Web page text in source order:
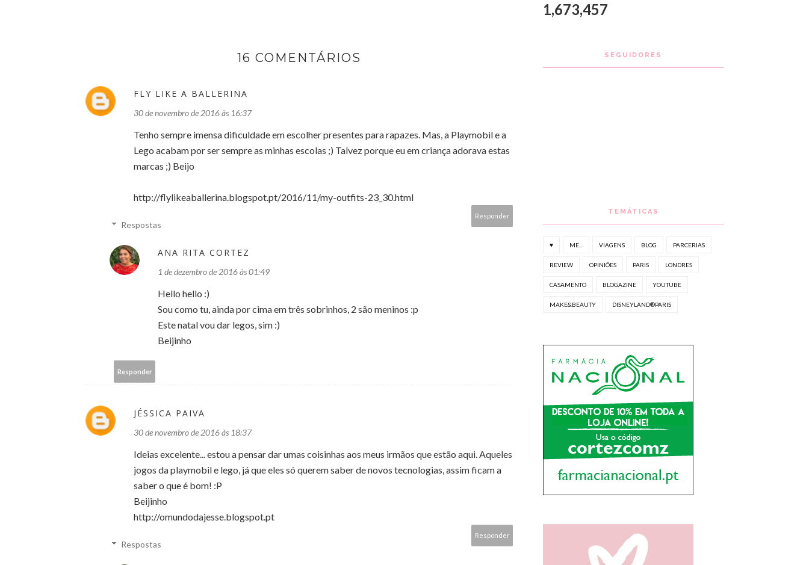
16 COMENTÁRIOS
FLY LIKE A BALLERINA
30 de novembro de 2016 às 16:37
Tenho sempre imensa dificuldade em escolher presentes para rapazes. Mas, a Playmobil e a
Lego acabam por ser sempre as minhas escolas ;) Talvez porque eu em criança adorava estas
marcas ;) Beijo
http://flylikeaballerina.blogspot.pt/2016/11/my-outfits-23_30.html
Responder
Respostas
ANA RITA CORTEZ
1 de dezembro de 2016 às 01:49
Hello hello :)
Sou como tu, ainda por cima em três sobrinhos, 2 são meninos :p
Este natal vou dar legos, sim :)
Beijinho
Responder
JÉSSICA PAIVA
30 de novembro de 2016 às 18:37
Ideias excelente... estou a pensar dar umas coisinhas aos meus irmãos que estão aqui. Aqueles
jogos da playmobil e lego, já que eles só querem saber de novos tecnologias, assim ficam a
saber o que é bom! :P
Beijinho
http://omundodajesse.blogspot.pt
Responder
Respostas
1,673,457
SEGUIDORES
TEMÁTICAS
♥ ME... VIAGENS BLOG PARCERIAS
REVIEW OPINIÕES PARIS LONDRES
CASAMENTO BLOGAZINE YOUTUBE
MAKE&BEAUTY DISNEYLAND®PARIS